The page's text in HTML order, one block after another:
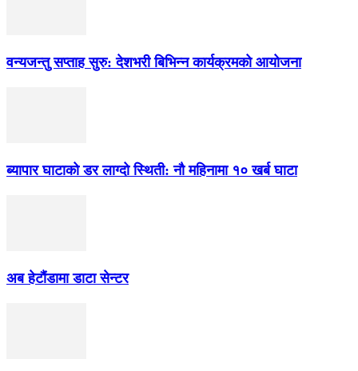
वन्यजन्तु सप्ताह सुरु: देशभरी बिभिन्न कार्यक्रमको आयोजना
ब्यापार घाटाको डर लाग्दो स्थिती: नौ महिनामा १० खर्ब घाटा
अब हेटौंडामा डाटा सेन्टर